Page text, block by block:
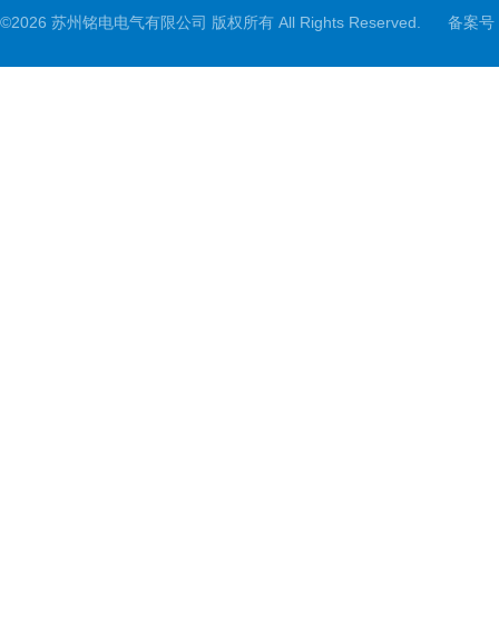
©2026 苏州铭电电气有限公司 版权所有 All Rights Reserved. 备案号